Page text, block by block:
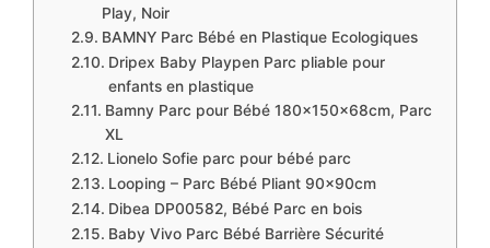
Play, Noir
BAMNY Parc Bébé en Plastique Ecologiques
Dripex Baby Playpen Parc pliable pour
enfants en plastique
Bamny Parc pour Bébé 180×150×68cm, Parc
XL
Lionelo Sofie parc pour bébé parc
Looping – Parc Bébé Pliant 90x90cm
Dibea DP00582, Bébé Parc en bois
Baby Vivo Parc Bébé Barrière Sécurité